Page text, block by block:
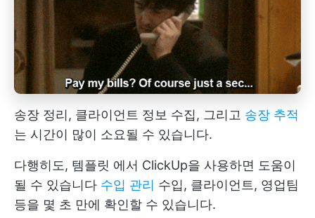
송장 정리, 클라이언트 정보 수집, 그리고 송장 추적
는 시간이 많이 소요될 수 있습니다.
다행히도, 템플릿 에서 ClickUp을 사용하면 도움이
될 수 있습니다 수입 관리 수입, 클라이언트, 영업팀
등을 몇 초 만에 확인할 수 있습니다.